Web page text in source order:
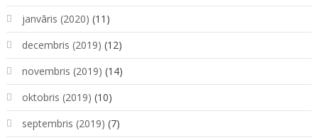
janvāris (2020) (11)
decembris (2019) (12)
novembris (2019) (14)
oktobris (2019) (10)
septembris (2019) (7)